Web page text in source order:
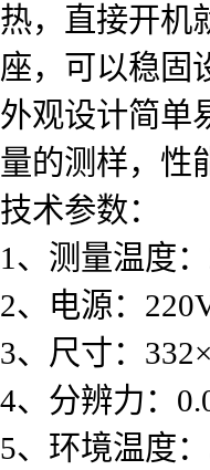
热，直接开机
座，可以稳固
外观设计简单
量的测样，性
技术参数：
1、测量温度：
2、电源：
3、尺寸：
4、分辨力：
5、环境温度